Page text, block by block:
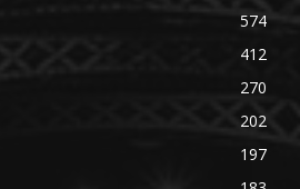
574
412
270
202
197